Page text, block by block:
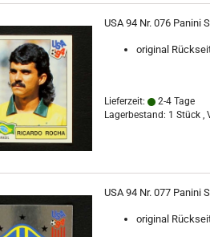
USA 94 Nr. 076 Panini
original
Lieferzeit:
2-4 Tage
Lagerbestand: 1 Stück ,
USA 94 Nr. 077 Panini
original